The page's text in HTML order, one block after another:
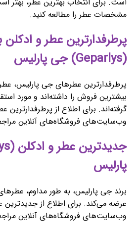
مشخصات عطر را مطالعه کنید.
پرطرفدارترین عطر و ادکلن
(Geparlys) جی پارلیس
پرطرفدارترین عطرهای جی پارلیس،
بیشترین فروش را داشته‌اند و مورد
گرفته‌اند. برای اطلاع از پرطرفدارترین
وب‌سایت‌های فروشگاه‌های آنلاین
پارلیس
برند جی پارلیس، به طور مداوم،
عرضه می‌کند. برای اطلاع از جدیدترین
وب‌سایت‌های فروشگاه‌های آنلاین